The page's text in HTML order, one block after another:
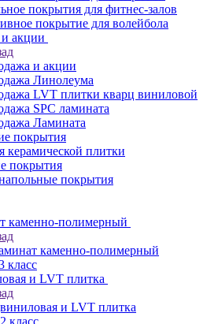
покрытия для фитнес-залов
покрытие для волейбола
акции
и акции
Линолеума
LVT плитки кварц виниловой
SPC ламината
Ламината
покрытия
керамической плитки
покрытия
покрытия
каменно-полимерный
каменно-полимерный
класс
и LVT плитка
и LVT плитка
класс